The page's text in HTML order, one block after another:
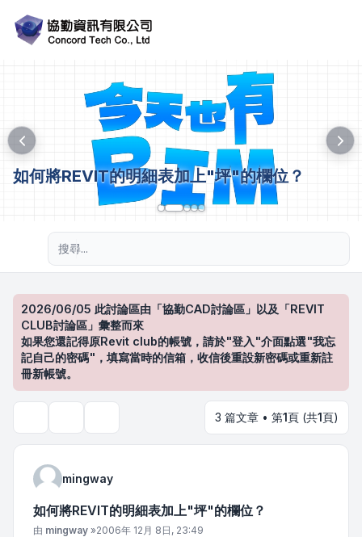
如何將REVIT的明細表加上"坪"的欄位？
2026/06/05 此討論區由「協勤CAD討論區」以及「REVIT
CLUB討論區」彙整而來
如果您還記得原Revit club的帳號，請於"登入"介面點選"我忘
記自己的密碼"，填寫當時的信箱，收信後重設新密碼或重新註
冊新帳號。
3 篇文章 • 第1頁 (共1頁)
mingway
如何將REVIT的明細表加上"坪"的欄位？
文章
由 mingway »2006年 12月 8日, 23:49